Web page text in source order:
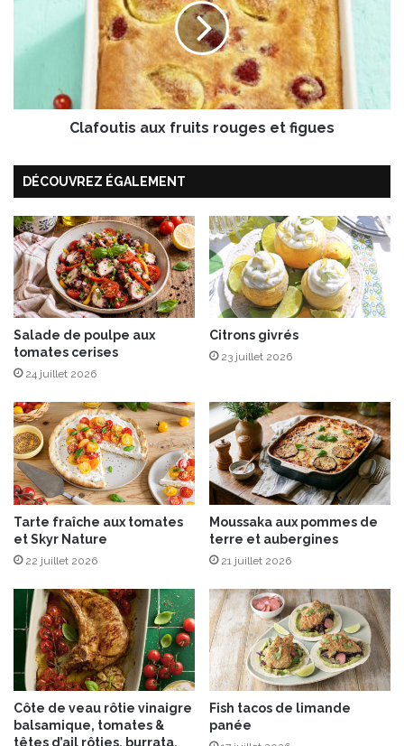
s
x
u
i
t
s
r
o
u
g
e
e
t
f
i
g
u
e
s
Clafoutis aux fruits rouges et figues
DÉCOUVREZ ÉGALEMENT
Salade de poulpe aux
tomates cerises
24 juillet 2026
Citrons givrés
23 juillet 2026
Tarte fraîche aux tomates
et Skyr Nature
22 juillet 2026
Moussaka aux pommes de
terre et aubergines
21 juillet 2026
Côte de veau rôtie vinaigre
balsamique, tomates &
têtes d’ail rôties, burrata,
Fish tacos de limande
panée